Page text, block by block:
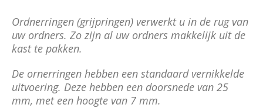
Ordnerringen (grijpringen) verwerkt u in de rug van
uw ordners. Zo zijn al uw ordners makkelijk uit de
kast te pakken.
De ornerringen hebben een standaard vernikkelde
uitvoering. Deze hebben een doorsnede van 25
mm, met een hoogte van 7 mm.